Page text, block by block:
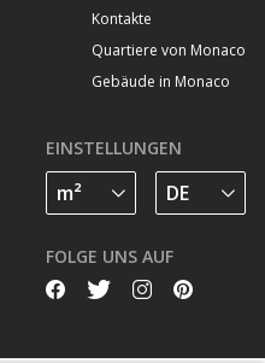
Kontakte
Quartiere von Monaco
Gebäude in Monaco
EINSTELLUNGEN
FOLGE UNS AUF